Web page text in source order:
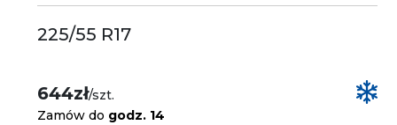
225/55 R17
644zł/szt.
Zamów do godz. 14